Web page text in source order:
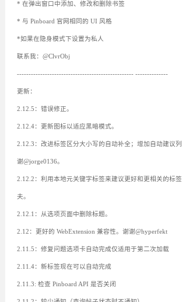
* 在弹出窗口中添加、修改和删除书签
* 与 Pinboard 官网相同的 UI 风格
*如果在隐身模式下设置为私人
联系我：@ClvrObj
-------------------------------------------------- --------------
更新：
2.12.5：错误修正。
2.12.4：更新图标以适应黑暗模式。
2.12.3：改进标签区分大小写的自动补全；增加自动建议
谢@jorge0136。
2.12.2：利用本地元关键字标签来建议更好和更相关的标
夫。
2.12.1：从选项页面中删除标题。
2.12：更好的 WebExtension 兼容性。谢谢@hyperfekt
2.11.5：修复问题选项卡自动完成仅适用于第二次加载
2.11.4：新标签现在可以自动完成
2.11.3: 检查 Pinboard API 是否关闭